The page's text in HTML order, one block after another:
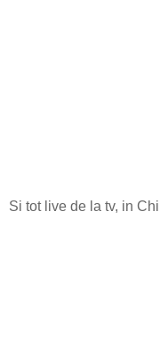
Si tot live de la tv, in